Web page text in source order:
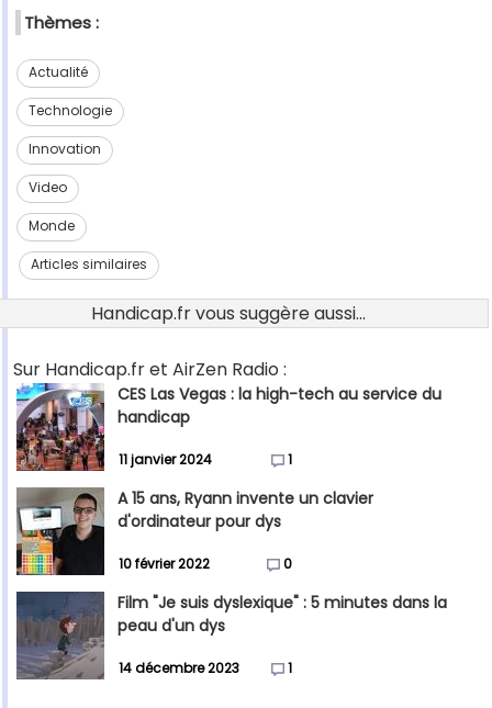
Thèmes :
Actualité
Technologie
Innovation
Video
Monde
Articles similaires
Handicap.fr vous suggère aussi...
Sur Handicap.fr et AirZen Radio :
CES Las Vegas : la high-tech au service du
handicap
11 janvier 2024 1
A 15 ans, Ryann invente un clavier
d'ordinateur pour dys
10 février 2022 0
Film "Je suis dyslexique" : 5 minutes dans la
peau d'un dys
14 décembre 2023 1